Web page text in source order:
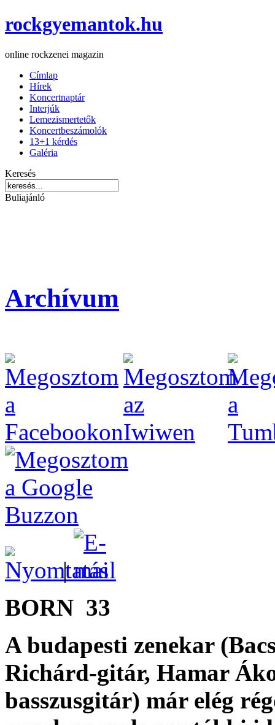
rockgyemantok.hu
online rockzenei magazin
Címlap
Hírek
Koncertnaptár
Interjúk
Lemezismertetők
Koncertbeszámolók
13+1 kérdés
Galéria
Keresés
Buliajánló
Archívum
|
BORN 33
A budapesti zenekar
Richárd-gitár, Hamar
basszusgitár) már elég